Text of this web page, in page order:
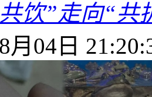
饮”走向“共
月04日